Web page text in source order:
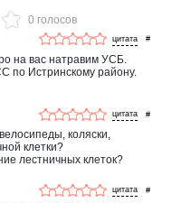
0 голосов
#
на вас натравим УСБ.
по Истринскому району.
#
коляски,
клетки?
лестничных клеток?
#